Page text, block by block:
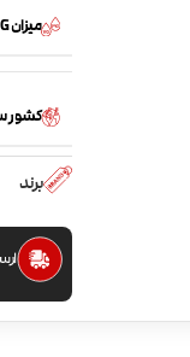
میزان VG/PG
کشور
برند